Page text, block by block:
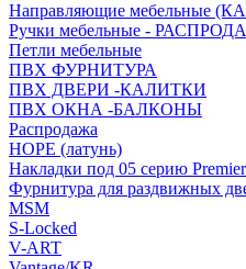
Направляющие мебельные
Ручки мебельные -
Петли мебельные
ПВХ ФУРНИТУРА
ПВХ ДВЕРИ -КАЛИТКИ
ПВХ ОКНА -БАЛКОНЫ
Распродажа
HOPE (латунь)
Накладки под 05 серию
Фурнитура для раздвижных
MSM
S-Locked
V-ART